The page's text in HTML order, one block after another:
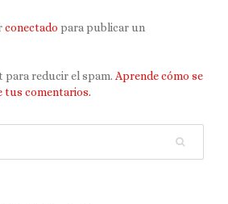
conectado para publicar un
para reducir el spam. Aprende cómo se
tus comentarios.